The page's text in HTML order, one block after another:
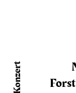
Konzert